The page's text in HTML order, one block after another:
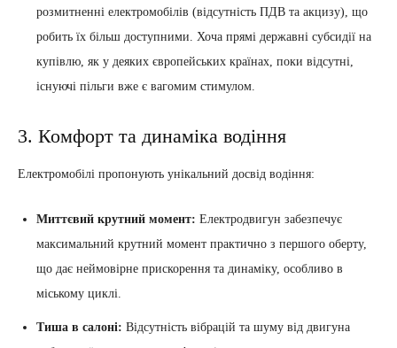
розмитненні електромобілів (відсутність ПДВ та акцизу), що
робить їх більш доступними. Хоча прямі державні субсидії на
купівлю, як у деяких європейських країнах, поки відсутні,
існуючі пільги вже є вагомим стимулом.
3. Комфорт та динаміка водіння
Електромобілі пропонують унікальний досвід водіння:
Миттєвий крутний момент: Електродвигун забезпечує
максимальний крутний момент практично з першого оберту,
що дає неймовірне прискорення та динаміку, особливо в
міському циклі.
Тиша в салоні: Відсутність вібрацій та шуму від двигуна